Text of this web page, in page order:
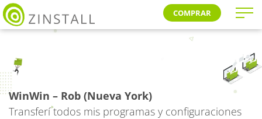
COMPRAR
WinWin – Rob (Nueva York)
Transferí todos mis programas y configuraciones